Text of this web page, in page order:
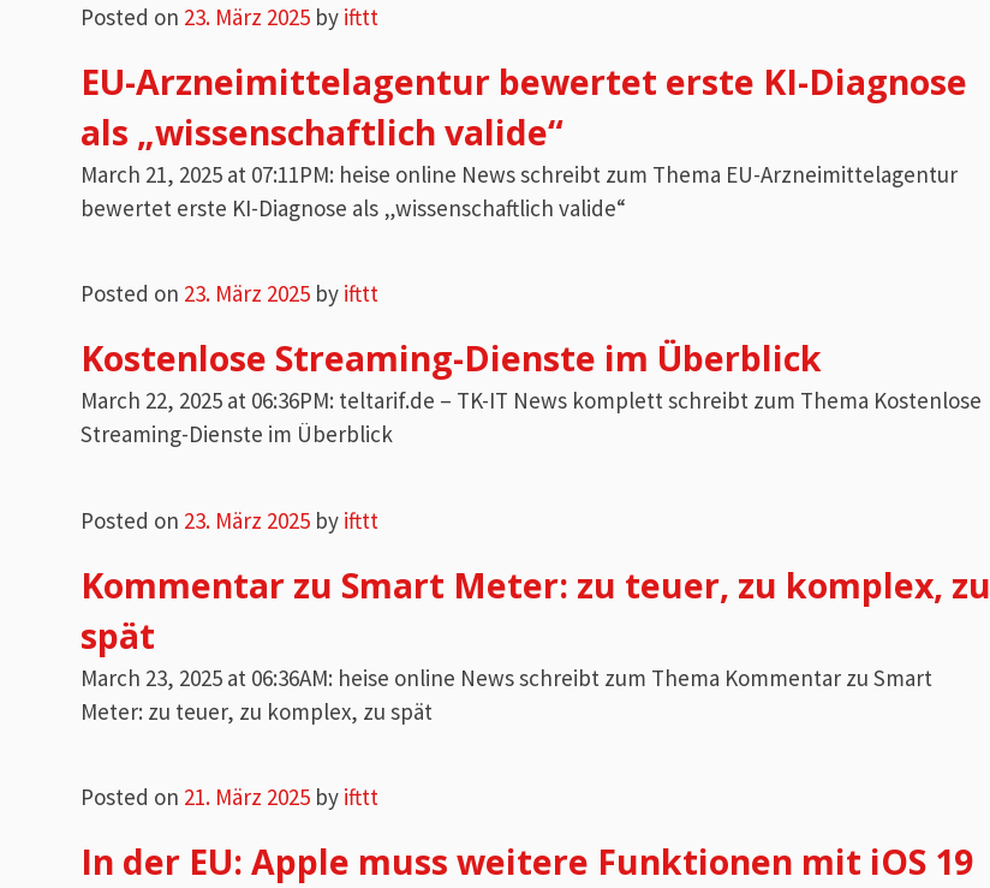
Posted on 23. März 2025 by ifttt
EU-Arzneimittelagentur bewertet erste KI-Diagnose
als „wissenschaftlich valide“
March 21, 2025 at 07:11PM: heise online News schreibt zum Thema EU-Arzneimittelagentur
bewertet erste KI-Diagnose als „wissenschaftlich valide“
Posted on 23. März 2025 by ifttt
Kostenlose Streaming-Dienste im Überblick
March 22, 2025 at 06:36PM: teltarif.de – TK-IT News komplett schreibt zum Thema Kostenlose
Streaming-Dienste im Überblick
Posted on 23. März 2025 by ifttt
Kommentar zu Smart Meter: zu teuer, zu komplex, zu
spät
March 23, 2025 at 06:36AM: heise online News schreibt zum Thema Kommentar zu Smart
Meter: zu teuer, zu komplex, zu spät
Posted on 21. März 2025 by ifttt
In der EU: Apple muss weitere Funktionen mit iOS 19